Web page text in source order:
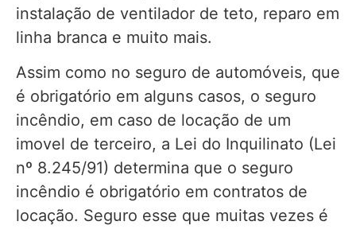
instalação de ventilador de teto, reparo em
linha branca e muito mais.
Assim como no seguro de automóveis, que
é obrigatório em alguns casos, o seguro
incêndio, em caso de locação de um
imovel de terceiro, a Lei do Inquilinato (Lei
nº 8.245/91) determina que o seguro
incêndio é obrigatório em contratos de
locação. Seguro esse que muitas vezes é